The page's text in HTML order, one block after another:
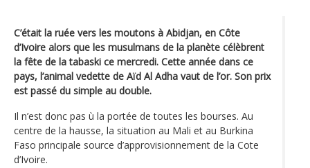
C’était la ruée vers les moutons à Abidjan, en Côte
d’Ivoire alors que les musulmans de la planète célèbrent
la fête de la tabaski ce mercredi. Cette année dans ce
pays, l’animal vedette de Aïd Al Adha vaut de l’or. Son prix
est passé du simple au double.
Il n’est donc pas ù la portée de toutes les bourses. Au
centre de la hausse, la situation au Mali et au Burkina
Faso principale source d’approvisionnement de la Cote
d’Ivoire.